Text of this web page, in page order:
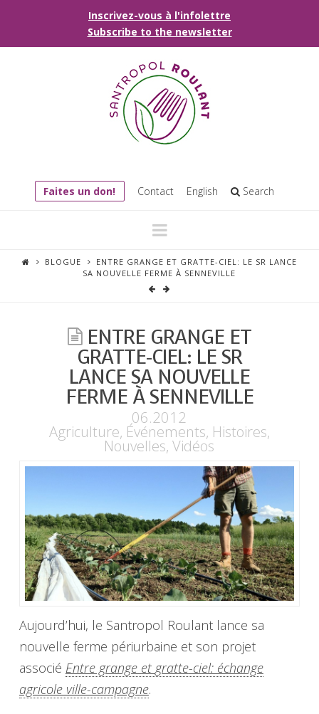
Inscrivez-vous à l'infolettre
Subscribe to the newsletter
Faites un don! Contact English Search
Navigation
BLOGUE
ENTRE GRANGE ET GRATTE-CIEL: LE SR LANCE
SA NOUVELLE FERME À SENNEVILLE
ENTRE GRANGE ET
GRATTE-CIEL: LE SR
LANCE SA NOUVELLE
FERME À SENNEVILLE
06.2012
Agriculture, Événements, Histoires,
Nouvelles,Vidéos
Aujourd’hui, le Santropol Roulant lance sa
nouvelle ferme périurbaine et son projet
associé Entre grange et gratte-ciel: échange
agricole ville-campagne.